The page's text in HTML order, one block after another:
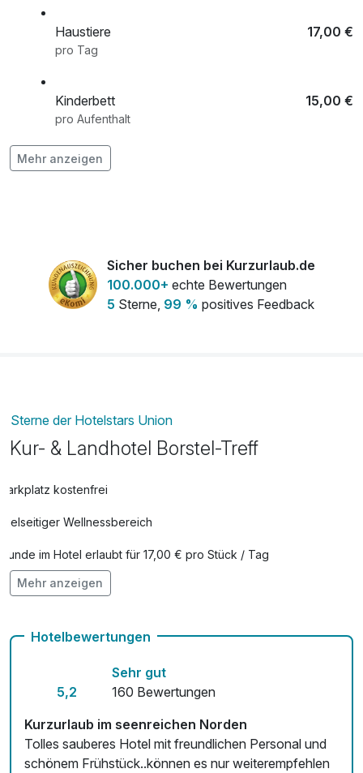
Haustiere 17,00 €
pro Tag
Kinderbett 15,00 €
pro Aufenthalt
Leihbademantel
pro Stück
Mehr anzeigen
Sicher buchen bei Kurzurlaub.de
100.000+ echte Bewertungen
5 Sterne, 99 % positives Feedback
Sterne der Hotelstars Union
Kur- & Landhotel Borstel-Treff
Parkplatz kostenfrei
Vielseitiger Wellnessbereich
Hunde im Hotel erlaubt für 17,00 € pro Stück / Tag
Auch vegetarische Speisen
Mehr anzeigen
Hotelbewertungen
5,2
Sehr gut
160 Bewertungen
Kurzurlaub im seenreichen Norden
Tolles sauberes Hotel mit freundlichen Personal und
schönem Frühstück..können es nur weiterempfehlen